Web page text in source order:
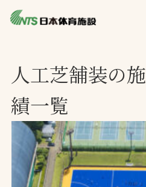
ニュース
プレスリリース
レポート
製品・サービス一覧
施工・管理実績一覧
人工芝舗装の
績一覧